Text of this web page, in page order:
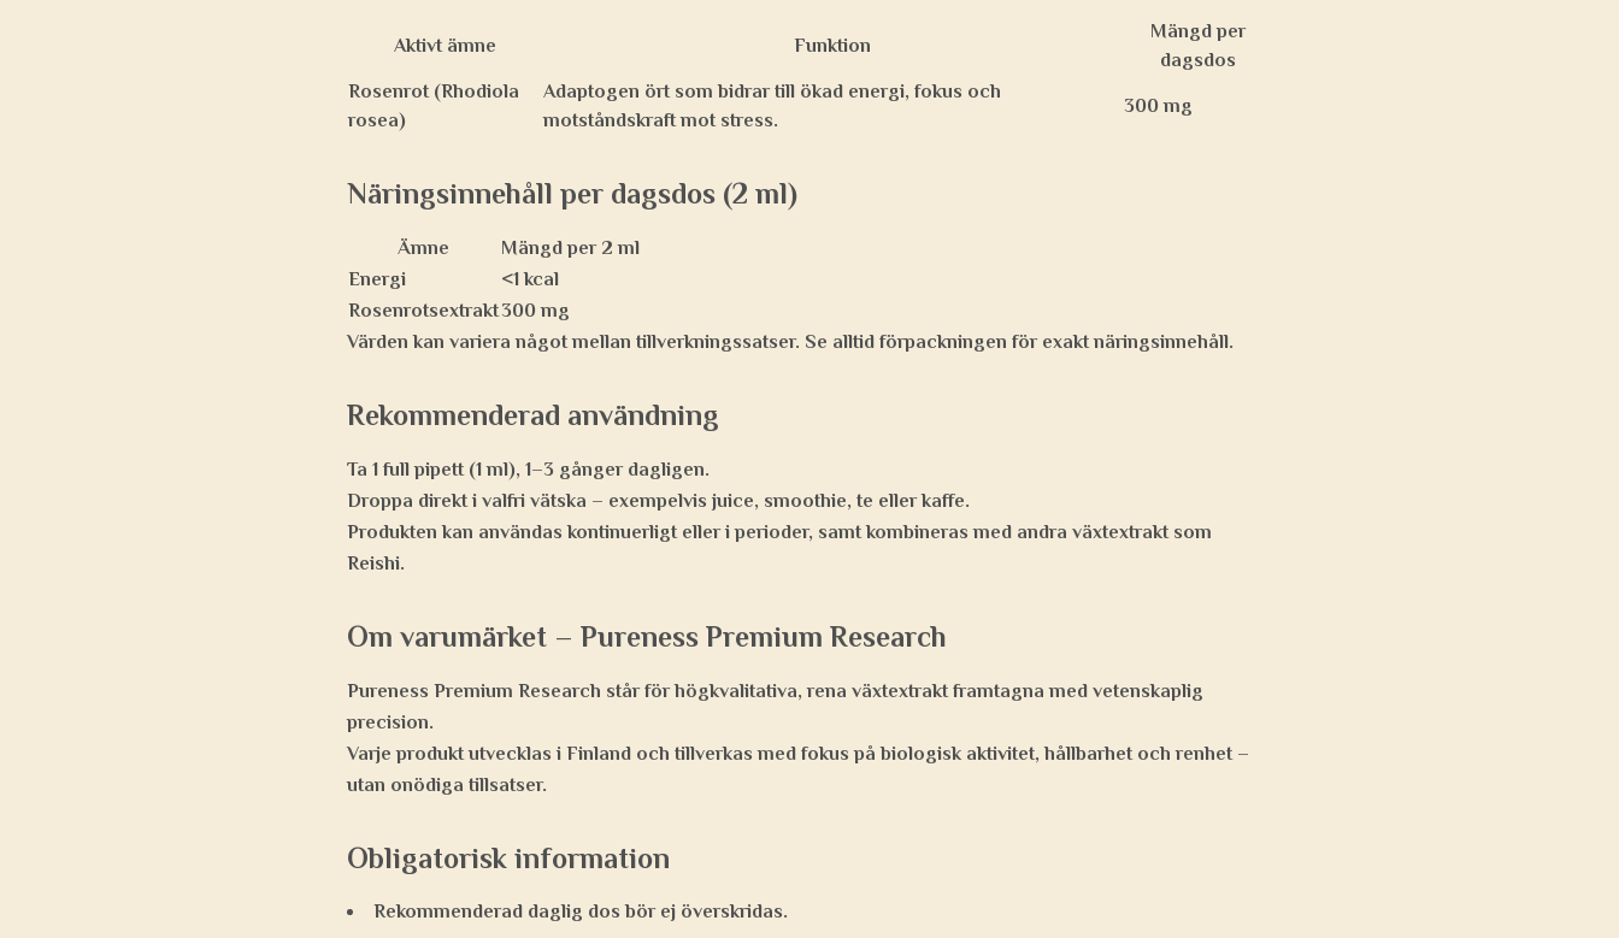
Aktivt ämne Funktion
Mängd per
dagsdos
Rosenrot (Rhodiola
rosea)
Adaptogen ört som bidrar till ökad energi, fokus och
motståndskraft mot stress.
300 mg
Näringsinnehåll per dagsdos (2 ml)
Ämne
Mängd per 2 ml
Energi
<1 kcal
Rosenrotsextrakt300 mg
Värden kan variera något mellan tillverkningssatser. Se alltid förpackningen för exakt näringsinnehåll.
Rekommenderad användning
Ta 1 full pipett (1 ml), 1–3 gånger dagligen.
Droppa direkt i valfri vätska – exempelvis juice, smoothie, te eller kaffe.
Produkten kan användas kontinuerligt eller i perioder, samt kombineras med andra växtextrakt som
Reishi.
Om varumärket – Pureness Premium Research
Pureness Premium Research står för högkvalitativa, rena växtextrakt framtagna med vetenskaplig
precision.
Varje produkt utvecklas i Finland och tillverkas med fokus på biologisk aktivitet, hållbarhet och renhet –
utan onödiga tillsatser.
Obligatorisk information
Rekommenderad daglig dos bör ej överskridas.